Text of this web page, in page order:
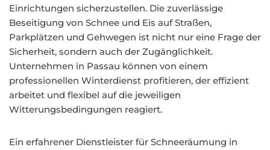
Einrichtungen sicherzustellen. Die zuverlässige
Beseitigung von Schnee und Eis auf Straßen,
Parkplätzen und Gehwegen ist nicht nur eine Frage der
Sicherheit, sondern auch der Zugänglichkeit.
Unternehmen in Passau können von einem
professionellen Winterdienst profitieren, der effizient
arbeitet und flexibel auf die jeweiligen
Witterungsbedingungen reagiert.
Ein erfahrener Dienstleister für Schneeräumung in